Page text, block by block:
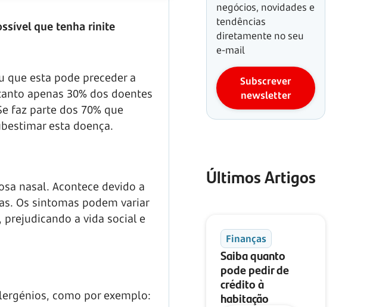
que tenha rinite
que esta pode preceder a
apenas 30% dos doentes
faz parte dos 70% que
esta doença.
nasal. Acontece devido a
Os sintomas podem variar
a vida social e
como por exemplo:
negócios, novidades e
tendências
diretamente no seu
e-mail
Subscrever
newsletter
Últimos Artigos
Finanças
Saiba quanto
pode pedir de
crédito à
habitação